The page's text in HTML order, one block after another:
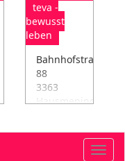
teva -
bewusst
leben
Bahnhofstraße
88
3363
Hausmening
Ernährung,
Bewegung,
Bewusstsein,